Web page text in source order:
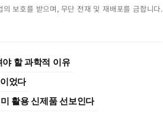
보호를 받으며, 무단 전재 및 재배포를 금합니다.
할 과학적 이유
었다
활용 신제품 선보인다